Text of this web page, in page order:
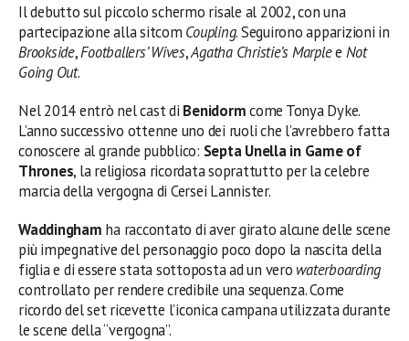
Il debutto sul piccolo schermo risale al 2002, con una
partecipazione alla sitcom Coupling. Seguirono apparizioni in
Brookside,Footballers’ Wives,Agatha Christie’s Marplee Not
Going Out.
Nel 2014 entrò nel cast di Benidormcome Tonya Dyke.
L’anno successivo ottenne uno dei ruoli che l’avrebbero fatta
conoscere al grande pubblico: Septa Unella in Game of
Thrones, la religiosa ricordata soprattutto per la celebre
marcia della vergogna di Cersei Lannister.
Waddingham ha raccontato di aver girato alcune delle scene
più impegnative del personaggio poco dopo la nascita della
figlia e di essere stata sottoposta ad un vero waterboarding
controllato per rendere credibile una sequenza. Come
ricordo del set ricevette l’iconica campana utilizzata durante
le scene della “vergogna”.